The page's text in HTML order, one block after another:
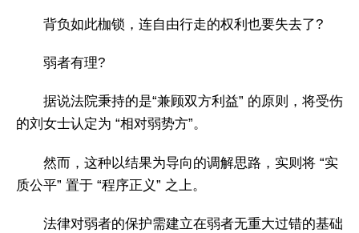
背负如此枷锁，连自由行走的权利也要失去了?
弱者有理?
据说法院秉持的是“兼顾双方利益” 的原则，将受伤
的刘女士认定为 “相对弱势方”。
然而，这种以结果为导向的调解思路，实则将 “实
质公平” 置于 “程序正义” 之上。
法律对弱者的保护需建立在弱者无重大过错的基础